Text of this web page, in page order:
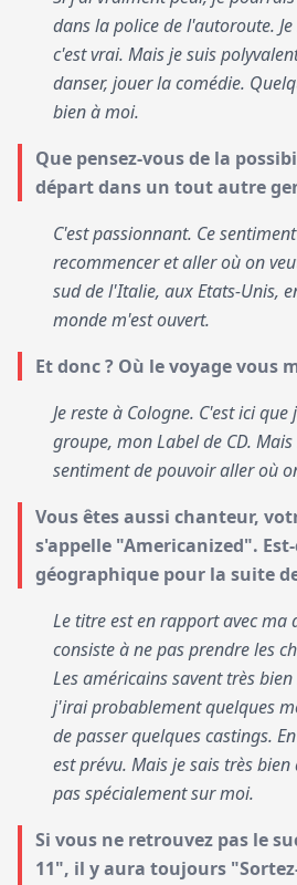
dans la police de l'autoroute.
c'est vrai. Mais je suis
danser, jouer la comédie.
bien à moi.
Que pensez-vous de la
départ dans un tout autre
C'est passionnant. Ce
recommencer et aller où on
sud de l'Italie, aux Etats-Unis,
monde m'est ouvert.
Et donc ? Où le voyage vous
Je reste à Cologne. C'est ici
groupe, mon Label de CD.
sentiment de pouvoir aller où
Vous êtes aussi chanteur,
s'appelle "Americanized".
géographique pour la suite
Le titre est en rapport avec ma
consiste à ne pas prendre les
Les américains savent très
j'irai probablement quelques
de passer quelques castings.
est prévu. Mais je sais très
pas spécialement sur moi.
Si vous ne retrouvez pas le
11", il y aura toujours